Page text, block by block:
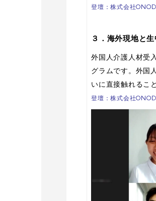
登壇：株式会社
３．海外現地と
外国人介護人材受
グラムです。外国
いに直接触れるこ
登壇：株式会社